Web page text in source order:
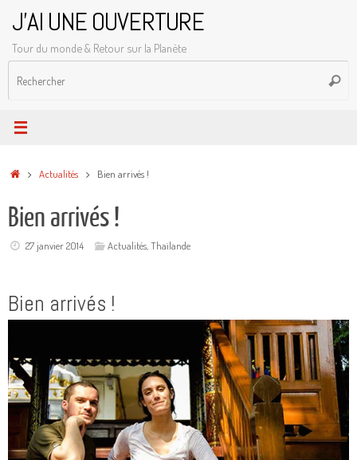
contenu
J'AI UNE OUVERTURE
Tour du monde & Retour sur la Planète
AccueilActualités Bien arrivés !
Bien arrivés !
27 janvier 2014 Actualités ,Thaïlande
Bien arrivés !